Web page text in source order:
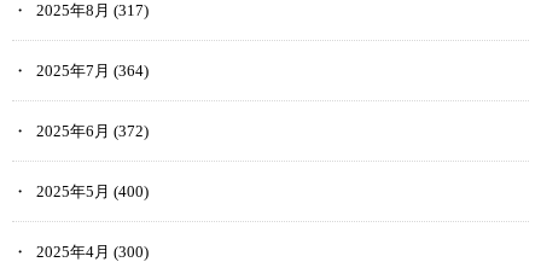
2025年8月 (317)
2025年7月 (364)
2025年6月 (372)
2025年5月 (400)
2025年4月 (300)